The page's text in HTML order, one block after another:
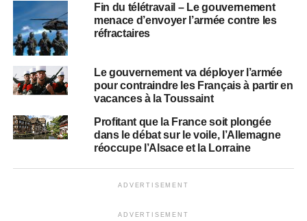
Fin du télétravail – Le gouvernement
menace d’envoyer l’armée contre les
réfractaires
Le gouvernement va déployer l’armée
pour contraindre les Français à partir en
vacances à la Toussaint
Profitant que la France soit plongée
dans le débat sur le voile, l’Allemagne
réoccupe l’Alsace et la Lorraine
ADVERTISEMENT
ADVERTISEMENT